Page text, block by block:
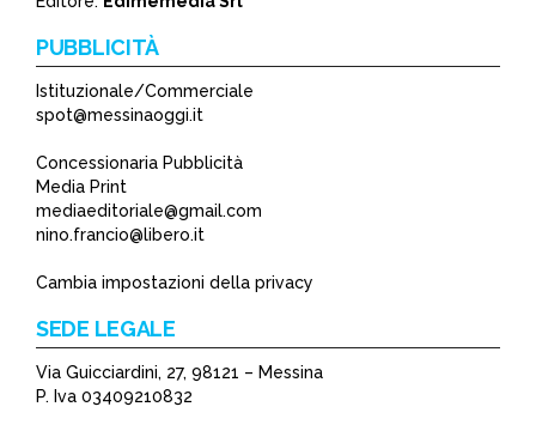
PUBBLICITÀ
Istituzionale/Commerciale
spot@messinaoggi.it
Concessionaria Pubblicità
Media Print
mediaeditoriale@gmail.com
nino.francio@libero.it
Cambia impostazioni della privacy
SEDE LEGALE
Via Guicciardini, 27, 98121 – Messina
P. Iva 03409210832